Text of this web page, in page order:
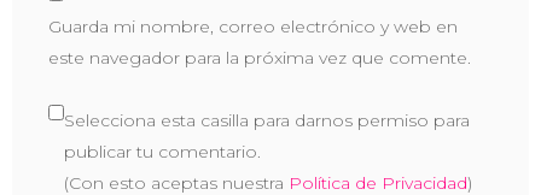
Guarda mi nombre, correo electrónico y web en
este navegador para la próxima vez que comente.
Selecciona esta casilla para darnos permiso para
publicar tu comentario.
(Con esto aceptas nuestra Política de Privacidad)